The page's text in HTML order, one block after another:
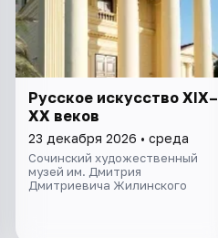
Русское искусство XIX–
XX веков
23 декабря 2026 • среда
Сочинский художественный
музей им. Дмитрия
Дмитриевича Жилинского